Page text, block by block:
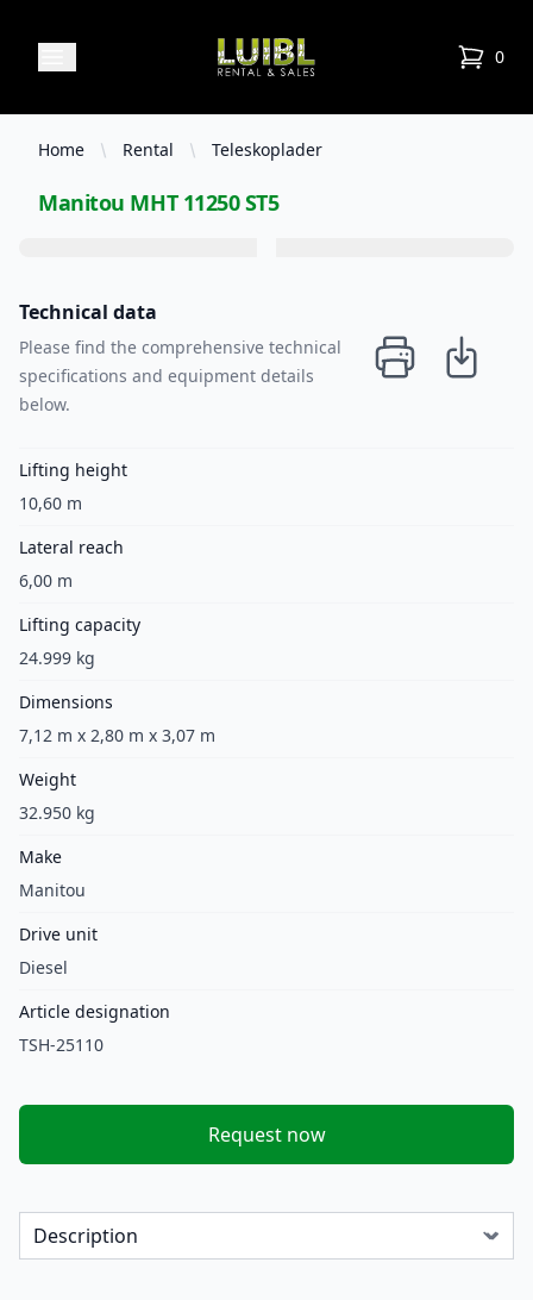
Luibl Rental & Sales 0
items
Home Rental Teleskoplader
Manitou MHT 11250 ST5
Technical data
Please find the comprehensive technical
specifications and equipment details
below.
Lifting height
10,60 m
Lateral reach
6,00 m
Lifting capacity
24.999 kg
Dimensions
7,12 m x 2,80 m x 3,07 m
Weight
32.950 kg
Make
Manitou
Drive unit
Diesel
Article designation
TSH-25110
Request now